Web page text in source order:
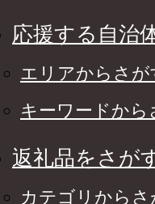
応援する自治
エリアからさが
キーワードから
返礼品をさが
カテゴリからさ